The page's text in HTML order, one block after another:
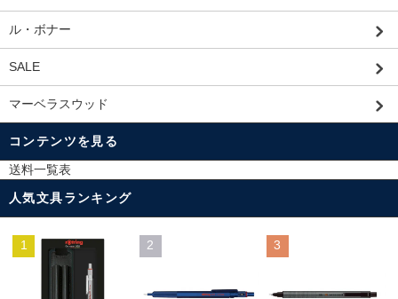
ル・ボナー
SALE
マーベラスウッド
コンテンツを見る
送料一覧表
人気文具ランキング
1 2 3